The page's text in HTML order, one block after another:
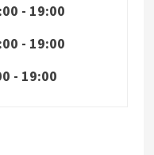
- 19:00
- 19:00
- 19:00